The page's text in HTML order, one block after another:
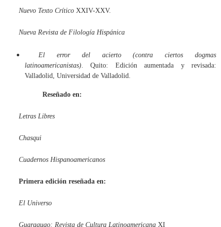
Nuevo Texto Crítico XXIV-XXV.
Nueva Revista de Filología Hispánica
El error del acierto (contra ciertos dogmas
latinoamericanistas) . Quito: Edición aumentada y revisada:
Valladolid, Universidad de Valladolid.
Reseñado en:
Letras Libres
Chasqui
Cuadernos Hispanoamericanos
Primera edición reseñada en:
El Universo
Guaraguao: Revista de Cultura Latinoamericana XI